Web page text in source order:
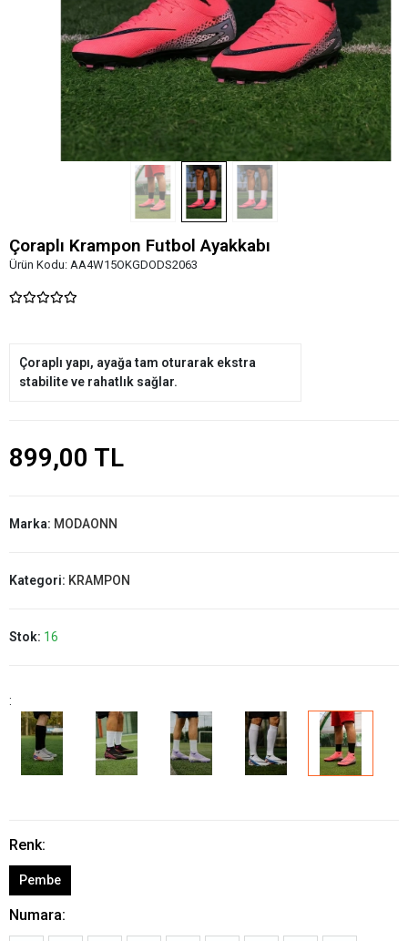
Çoraplı Krampon Futbol Ayakkabı
Ürün Kodu: AA4W15OKGDODS2063
Çoraplı yapı, ayağa tam oturarak ekstra
stabilite ve rahatlık sağlar.
899,00 TL
Marka: MODAONN
Kategori: KRAMPON
Stok: 16
:
Renk:
Pembe
Numara: